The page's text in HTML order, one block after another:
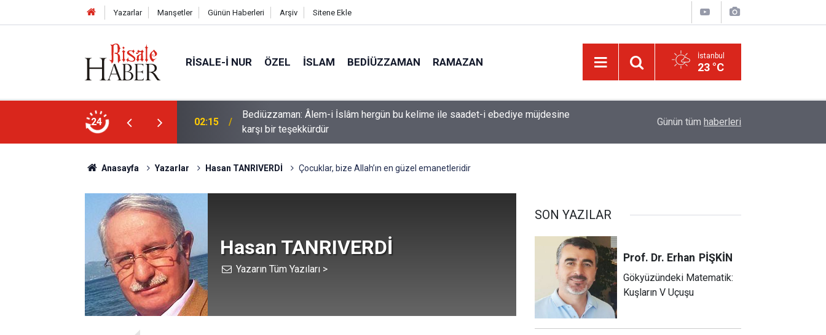
Yazarlar Manşetler Günün Haberleri Arşiv Sitene Ekle
RISALE-I NUR ÖZEL İSLAM BEDIÜZZAMAN RAMAZAN İstanbul
23 °C
24
bu kelime ile saadet-i ebediye müjdesine
01:45 Cimrilik etme ki, Allah da senden ihsanını kesmesin Bildirilmedi mi ki insan için, kendi çalıştığından
Günün tüm haberleri
Anasayfa Yazarlar Hasan TANRIVERDİ Çocuklar, bize Allah’ın en güzel emanetleridir
Hasan TANRIVERDİ
Yazarın Tüm Yazıları >
SON YAZILAR
Prof. Dr. Erhan PİŞKİN
Gökyüzündeki Matematik:
Kuşların V Uçuşu